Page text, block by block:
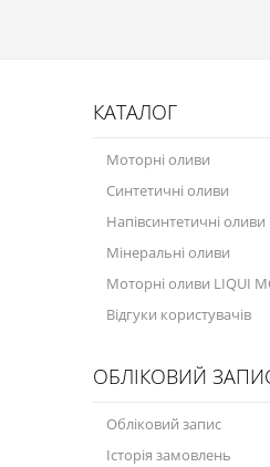
КАТАЛОГ
Моторні оливи
Синтетичні оливи
Напівсинтетичні оливи
Мінеральні оливи
Моторні оливи LIQUI
Відгуки користувачів
ОБЛІКОВИЙ
Обліковий запис
Історія замовлень